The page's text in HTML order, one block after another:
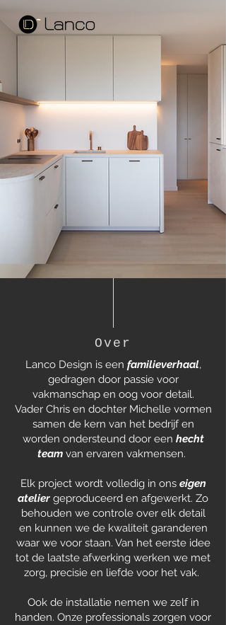
Over
Lanco Design is een familieverhaal,
gedragen door passie voor
vakmanschap en oog voor detail.
Vader Chris en dochter Michelle vormen
samen de kern van het bedrijfen
worden ondersteund door een hecht
team van ervaren vakmensen.
Elk project wordt volledig in ons eigen
atelier geproduceerd en afgewerkt. Zo
behouden we controle over elk detail
en kunnen we de kwaliteit garanderen
waar we voor staan. Van het eerste idee
tot de laatste afwerking werken we met
zorg, precisie en liefde voor het vak.
Ook de installatie nemen we zelf in
handen. Onze professionals zorgen voor